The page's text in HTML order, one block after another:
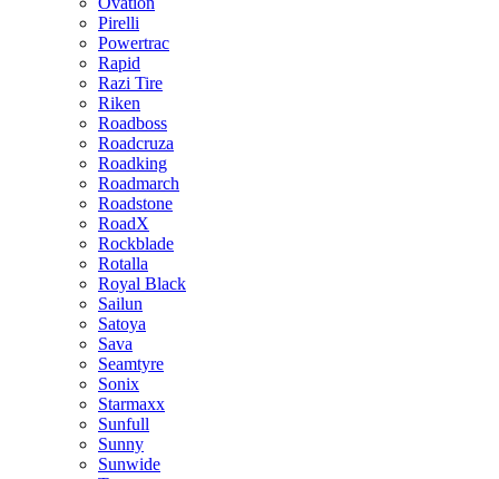
Pirelli
Powertrac
Rapid
Razi Tire
Riken
Roadboss
Roadcruza
Roadking
Roadmarch
Roadstone
RoadX
Rockblade
Rotalla
Royal Black
Sailun
Satoya
Sava
Seamtyre
Sonix
Starmaxx
Sunfull
Sunny
Sunwide